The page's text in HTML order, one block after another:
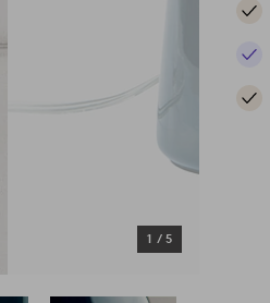
1 / 5